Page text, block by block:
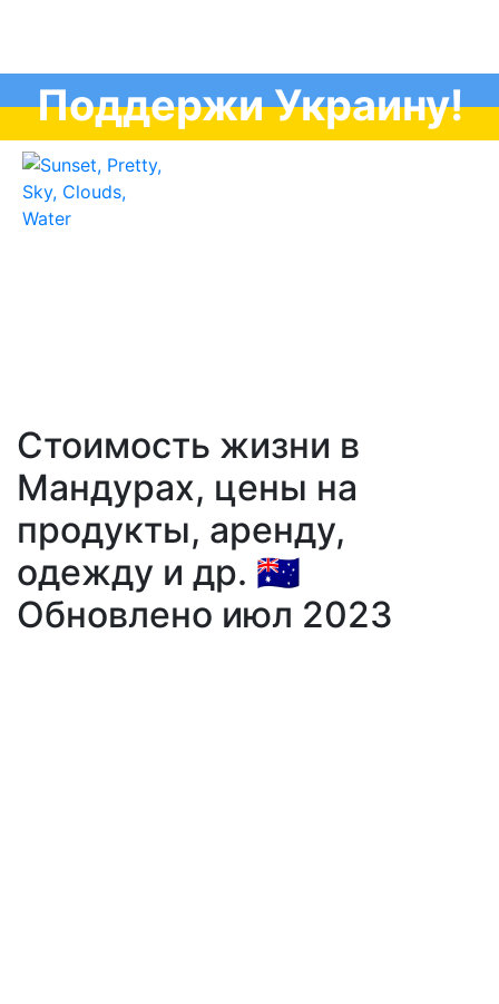
Поддержи Украину!
Стоимость жизни в
Мандурах, цены на
продукты, аренду,
одежду и др. 🇦🇺
Обновлено июл 2023